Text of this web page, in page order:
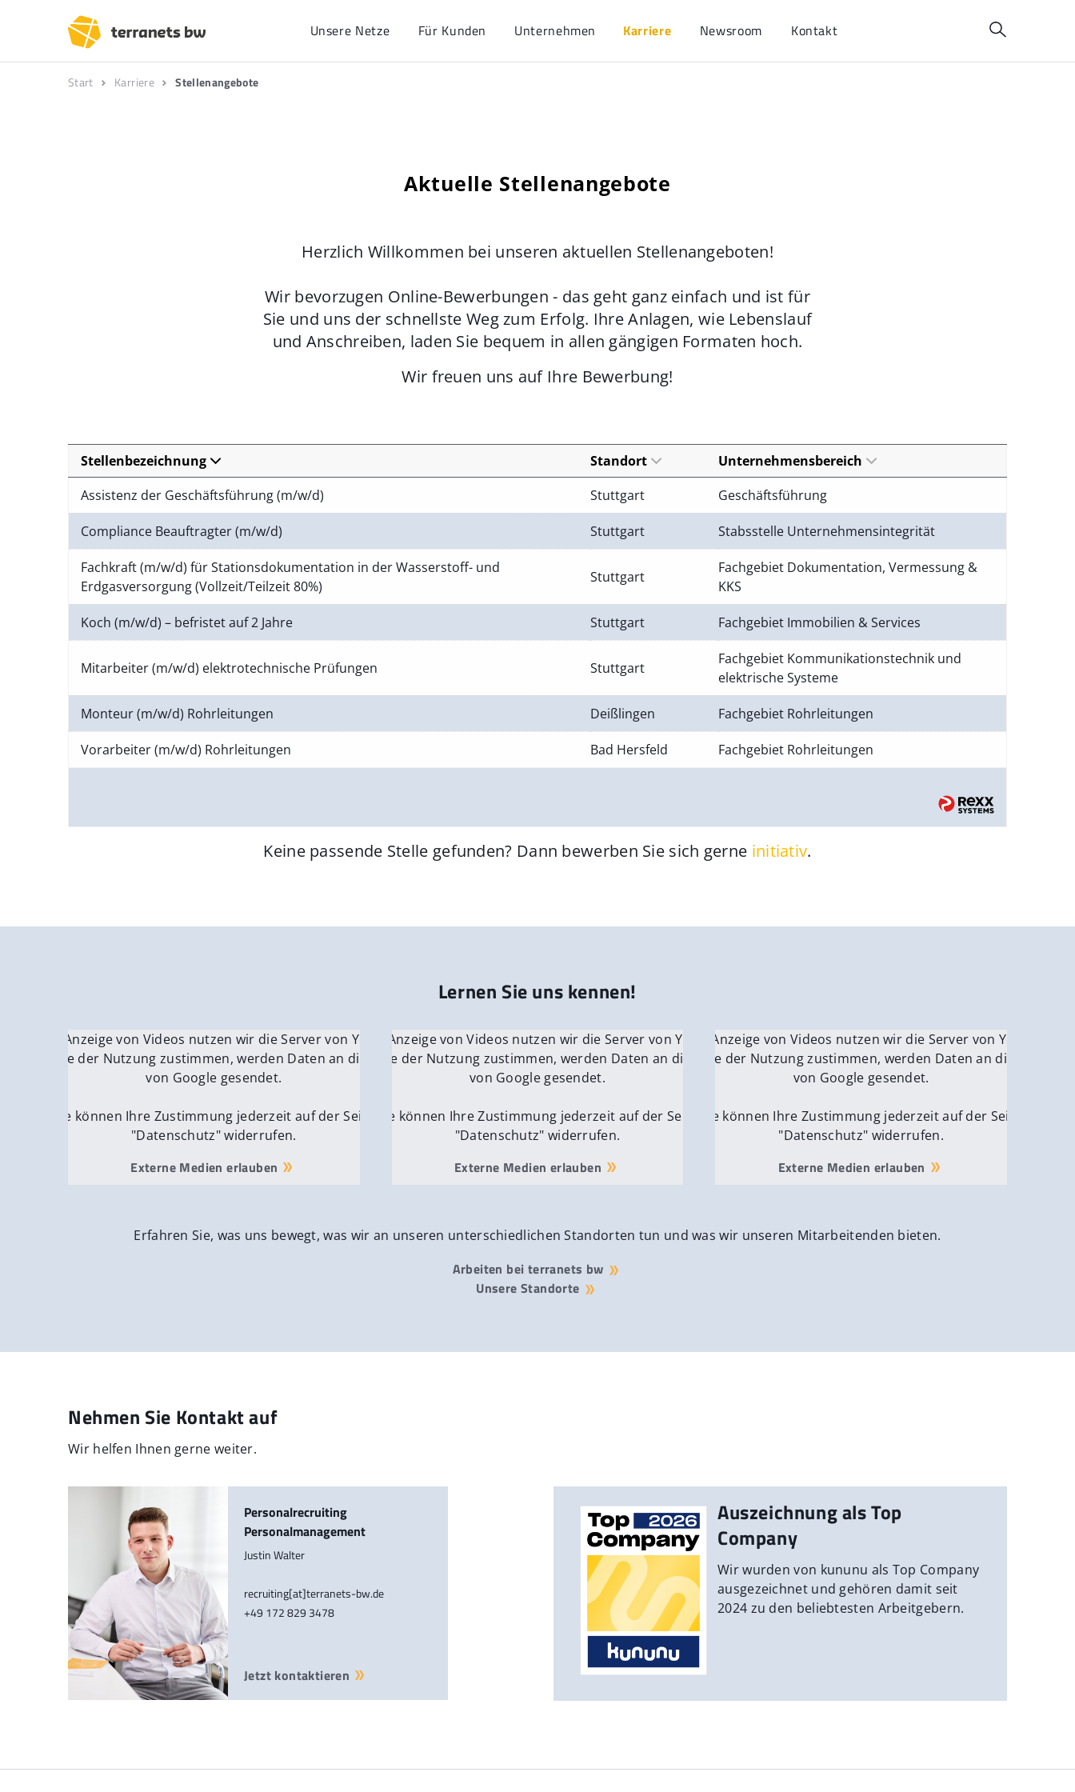
Unsere Netze Für Kunden Unternehmen Karriere Newsroom Kontakt
Start Karriere Stellenangebote
Aktuelle Stellenangebote
Herzlich Willkommen bei unseren aktuellen Stellenangeboten!
Wir bevorzugen Online-Bewerbungen - das geht ganz einfach und ist für
Sie und uns der schnellste Weg zum Erfolg. Ihre Anlagen, wie Lebenslauf
und Anschreiben, laden Sie bequem in allen gängigen Formaten hoch.
Wir freuen uns auf Ihre Bewerbung!
Stellenbezeichnung Standort
Unternehmensbereich
Assistenz der Geschäftsführung (m/w/d)
Stuttgart Geschäftsführung
Compliance Beauftragter (m/w/d) Stuttgart Stabsstelle Unternehmensintegrität
Fachkraft (m/w/d) für Stationsdokumentation in der Wasserstoff- und
Erdgasversorgung (Vollzeit/Teilzeit 80%)
Stuttgart
Fachgebiet Dokumentation, Vermessung &
KKS
Koch (m/w/d) – befristet auf 2 Jahre Stuttgart Fachgebiet Immobilien & Services
Mitarbeiter (m/w/d) elektrotechnische Prüfungen Stuttgart
Fachgebiet Kommunikationstechnik und
elektrische Systeme
Monteur (m/w/d) Rohrleitungen Deißlingen Fachgebiet Rohrleitungen
Vorarbeiter (m/w/d) Rohrleitungen Bad Hersfeld Fachgebiet Rohrleitungen
Keine passende Stelle gefunden? Dann bewerben Sie sich gerne initiativ.
Lernen Sie uns kennen!
Für die Anzeige von Videos nutzen wir die Server von YouTube.
Wenn Sie der Nutzung zustimmen, werden Daten an die Server
von Google gesendet.
Sie können Ihre Zustimmung jederzeit auf der Seite
"Datenschutz" widerrufen.
Externe Medien erlauben
Für die Anzeige von Videos nutzen wir die Server von YouTube.
Wenn Sie der Nutzung zustimmen, werden Daten an die Server
von Google gesendet.
Sie können Ihre Zustimmung jederzeit auf der Seite
"Datenschutz" widerrufen.
Externe Medien erlauben
Für die Anzeige von Videos nutzen wir die Server von YouTube.
Wenn Sie der Nutzung zustimmen, werden Daten an die Server
von Google gesendet.
Sie können Ihre Zustimmung jederzeit auf der Seite
"Datenschutz" widerrufen.
Externe Medien erlauben
Erfahren Sie, was uns bewegt, was wir an unseren unterschiedlichen Standorten tun und was wir unseren Mitarbeitenden bieten.
Arbeiten bei terranets bw
Unsere Standorte
Nehmen Sie Kontakt auf
Wir helfen Ihnen gerne weiter.
Personalrecruiting
Personalmanagement
Justin Walter
recruiting[at]terranets-bw.de
+49 172 829 3478
Jetzt kontaktieren
Auszeichnung als Top
Company
Wir wurden von kununu als Top Company
ausgezeichnet und gehören damit seit
2024 zu den beliebtesten Arbeitgebern.